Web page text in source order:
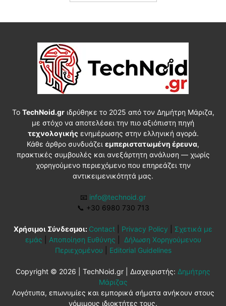
Το TechNoid.grιδρύθηκε το 2025 από τον Δημήτρη Μάριζα,
με στόχο να αποτελέσει την πιο αξιόπιστη πηγή
τεχνολογικήςενημέρωσης στην ελληνική αγορά.
Κάθε άρθρο συνδυάζει εμπεριστατωμένη έρευνα,
πρακτικές συμβουλές και ανεξάρτητη ανάλυση — χωρίς
χορηγούμενο περιεχόμενο που επηρεάζει την
αντικειμενικότητά μας.
📧 info@technoid.gr
📞 +30 6980 730 713
Χρήσιμοι Σύνδεσμοι: Contact Privacy Policy
Σχετικά με
εμάς
Αποποίηση Ευθύνης
Δήλωση Χορηγούμενου
Περιεχομένου
Editorial Guidelines
Copyright © 2026 | TechNoid.gr | Διαχειριστής: Δημήτρης
Μάριζας
Λογότυπα, επωνυμίες και εμπορικά σήματα ανήκουν στους
νόμιμους ιδιοκτήτες τους.